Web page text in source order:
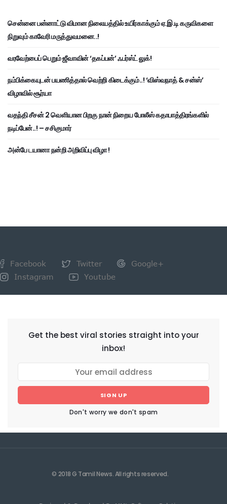
சென்னை பன்னாட்டு விமான நிலையத்தில் உயிர்காக்கும் ஏ.இ.டி கருவிகளை
நிறுவும் காவேரி மருத்துவமனை..!
வரவேற்பைப் பெறும் ஜீவாவின் ‘தகப்பன்’ ஃபர்ஸ்ட் லுக்!
நம்பிக்கையுடன் பயணித்தால் வெற்றி கிடைக்கும்..! ‘விஸ்வநாத் & சன்ஸ்’
விழாவில் சூர்யா
வதந்தி சீசன் 2 வெளியான பிறகு நான் நிறைய போலீஸ் கதாபாத்திரங்களில்
நடிப்பேன்..! – சசிகுமார்
அன்பே டயானா நன்றி அறிவிப்பு விழா !
Facebook Twitter
Google+
Instagram
Youtube
Get the best viral stories straight into your
inbox!
SIGN UP
Don't worry we don't spam
© 2018 G Tamil News. All rights reserved.